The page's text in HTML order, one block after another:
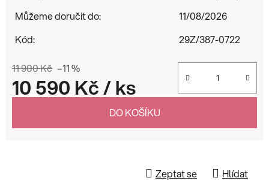
Můžeme doručit do:
11/08/2026
Kód:
29Z/387-0722
11 900 Kč –11 %
10 590 Kč/ ks
DO KOŠÍKU
Zeptat se Hlídat